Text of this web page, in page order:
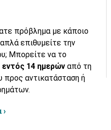
πρόβλημα με κάποιο
επιθυμείτε την
Μπορείτε να το
εντός 14 ημερών από τη
προς αντικατάσταση ή
›